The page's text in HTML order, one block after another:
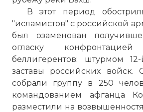
В этот период
"исламистов" с российской
был озаменован
огласку
беллигерентов: штурмом
заставы российских войск.
собрали группу в 250
командованием афганца
разместили на